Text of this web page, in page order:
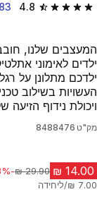
4.8 4.8 out of 5 stars from 283 reviews
283
המעצבים שלנו,
ילדים לאימוני
ילדכם מתלונן על
העשויות בשילוב
ויכולת נידוף הזיעה
מק"ט 8488476
מחיר לפני-53%